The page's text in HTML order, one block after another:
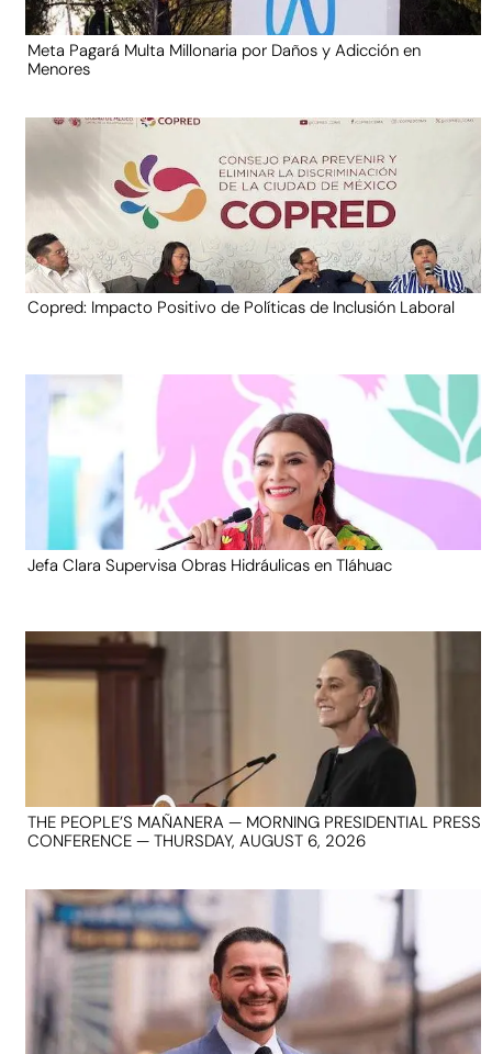
Meta Pagará Multa Millonaria por Daños y Adicción en
Menores
Copred: Impacto Positivo de Políticas de Inclusión Laboral
Jefa Clara Supervisa Obras Hidráulicas en Tláhuac
THE PEOPLE’S MAÑANERA — MORNING PRESIDENTIAL PRESS
CONFERENCE — THURSDAY, AUGUST 6, 2026